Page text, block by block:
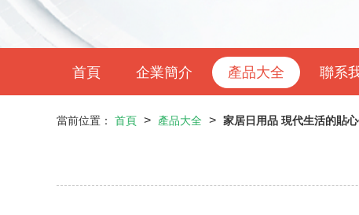
首頁 企業簡介 產品大全 聯系
當前位置： 首頁 > 產品大全 > 家居日用品 現代生活的貼